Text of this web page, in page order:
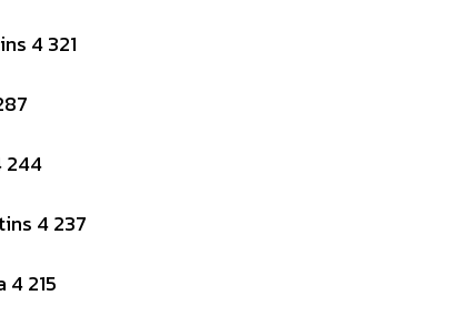
4 321
244
4 237
4 215